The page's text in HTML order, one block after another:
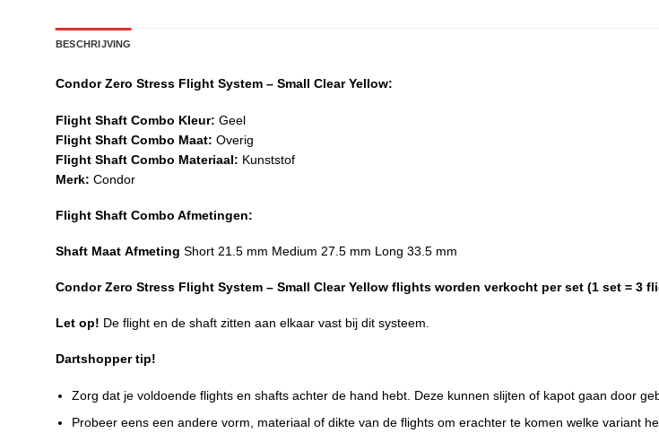
BESCHRIJVING
Condor Zero Stress Flight System – Small Clear Yellow:
Flight Shaft Combo Kleur: Geel
Flight Shaft Combo Maat: Overig
Flight Shaft Combo Materiaal: Kunststof
Merk: Condor
Flight Shaft Combo Afmetingen:
Shaft Maat Afmeting Short 21.5 mm Medium 27.5 mm Long 33.5 mm
Condor Zero Stress Flight System – Small Clear Yellow flights worden verkocht per set (1 set = 3
Let op! De flight en de shaft zitten aan elkaar vast bij dit systeem.
Dartshopper tip!
Zorg dat je voldoende flights en shafts achter de hand hebt. Deze kunnen slijten of kapot gaan door
Probeer eens een andere vorm, materiaal of dikte van de flights om erachter te komen welke variant